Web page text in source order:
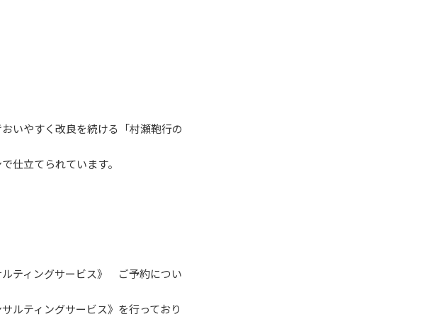
いやすく改良を続ける「村瀬鞄行の
仕立てられています。
ルティングサービス》 ご予約につい
ルティングサービス》を行っており